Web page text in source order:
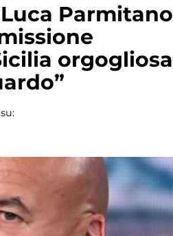
Parmitano
orgogliosa